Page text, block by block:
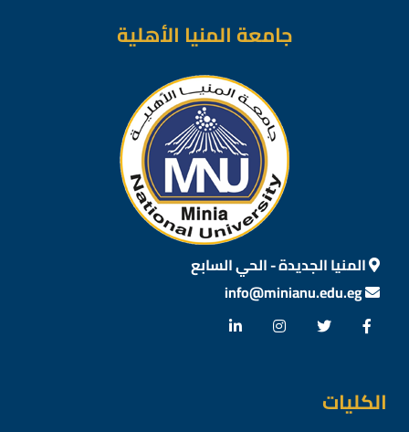
جامعة المنيا الأهلية
المنيا الجديدة - الحي السابع
الكليات